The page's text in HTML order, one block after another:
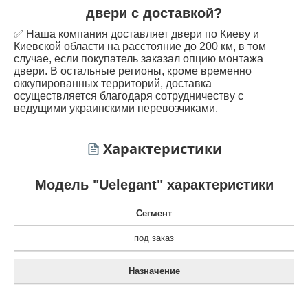
двери с доставкой?
✅ Наша компания доставляет двери по Киеву и
Киевской области на расстояние до 200 км, в том
случае, если покупатель заказал опцию монтажа
двери. В остальные регионы, кроме временно
оккупированных территорий, доставка
осуществляется благодаря сотрудничеству с
ведущими украинскими перевозчиками.
Характеристики
Модель "Uelegant" характеристики
Сегмент
под заказ
Назначение